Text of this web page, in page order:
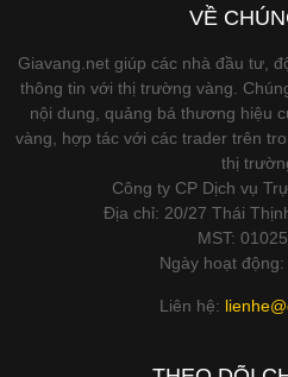
VỀ
Giavang.net giúp các nhà đầu tư,
thông tin với thị trường vàng.
nội dung, quảng bá thương hiệu
vàng, hợp tác với các trader trên
thị
Công ty CP Dịch vụ
Địa chỉ: 20/27 Thái
MST:
Ngày hoạt
Liên hệ: